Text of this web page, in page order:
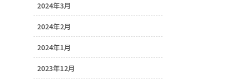
2024年3月
2024年2月
2024年1月
2023年12月